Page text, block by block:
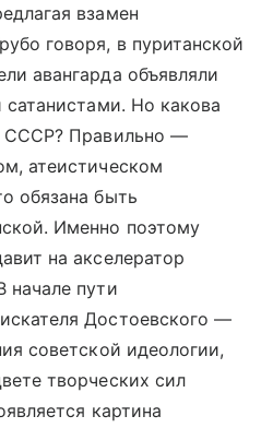
взамен
говоря, в пуритан­ской
авангарда объявляли
Но какова
СССР? Правильно —
атеистическом
обязана быть
Именно поэтому
на акселератор
начале пути
Достоевского —
советской идеологии,
творческих сил
картина